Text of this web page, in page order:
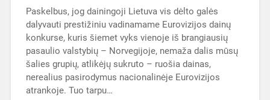
Paskelbus, jog dainingoji Lietuva vis dėlto galės
dalyvauti prestižiniu vadinamame Eurovizijos dainų
konkurse, kuris šiemet vyks vienoje iš brangiausių
pasaulio valstybių – Norvegijoje, nemaža dalis mūsų
šalies grupių, atlikėjų sukruto – ruošia dainas,
nerealius pasirodymus nacionalinėje Eurovizijos
atrankoje. Tuo tarpu…